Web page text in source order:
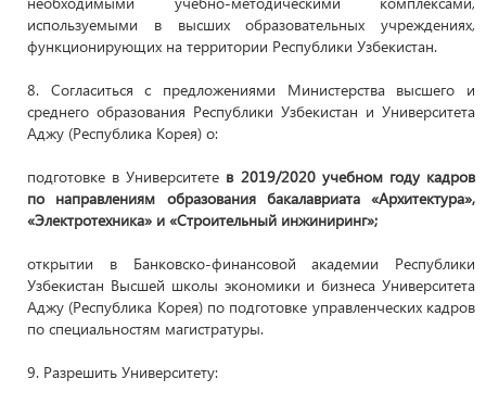
используемыми в высших образовательных учреждениях,
функционирующих на территории Республики Узбекистан.
8. Согласиться с предложениями Министерства высшего и
среднего образования Республики Узбекистан и Университета
Аджу (Республика Корея) о:
подготовке в Университете в 2019/2020 учебном году кадров
по направлениям образования бакалавриата «Архитектура»,
«Электротехника» и «Строительный инжиниринг»;
открытии в Банковско-финансовой академии Республики
Узбекистан Высшей школы экономики и бизнеса Университета
Аджу (Республика Корея) по подготовке управленческих кадров
по специальностям магистратуры.
9. Разрешить Университету: